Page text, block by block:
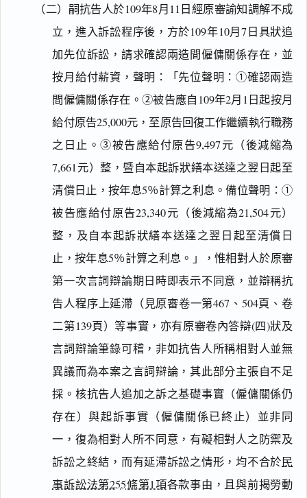
（二）嗣抗告人於109年8月11日經原審諭知調解不成
立，進入訴訟程序後，方於109年10月7日具狀追
加先位訴訟，請求確認兩造間僱傭關係存在，並
按月給付薪資，聲明：「先位聲明：①確認兩造
間僱傭關係存在。②被告應自109年2月1日起按月
給付原告25,000元，至原告回復工作繼續執行職務
之日止。③被告應給付原告9,497元（後減縮為
7,661元）整，暨自本起訴狀繕本送達之翌日起至
清償日止，按年息5％計算之利息。備位聲明：①
被告應給付原告23,340元（後減縮為21,504元）
整，及自本起訴狀繕本送達之翌日起至清償日
止，按年息5％計算之利息。」，惟相對人於原審
第一次言詞辯論期日時即表示不同意，並辯稱抗
告人程序上延滯（見原審卷一第467、504頁、卷
二第139頁）等事實，亦有原審卷內答辯(四)狀及
言詞辯論筆錄可稽，非如抗告人所稱相對人並無
異議而為本案之言詞辯論，其此部分主張自不足
採。核抗告人追加之訴之基礎事實（僱傭關係仍
存在）與起訴事實（僱傭關係已終止）並非同
一，復為相對人所不同意，有礙相對人之防禦及
訴訟之終結，而有延滯訴訟之情形，均不合於民
事訴訟法第255條第1項各款事由，且與前揭勞動